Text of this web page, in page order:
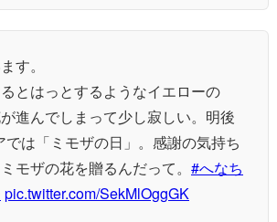
す。
とはっとするようなイエローの
進んでしまって少し寂しい。明後
では「ミモザの日」。感謝の気持ち
モザの花を贈るんだって。 #へなち
pic.twitter.com/SekMlOggGK